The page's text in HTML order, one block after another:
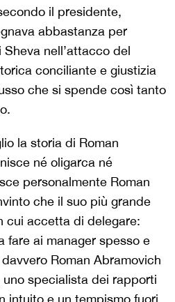
il presidente,
abbastanza per
Sheva nell’attacco del
conciliante e giustizia
che si spende così tanto
la storia di Roman
né oligarca né
personalmente Roman
che il suo più grande
cui accetta di delegare:
fare ai manager spesso e
Roman Abramovich
specialista dei rapporti
intuito e un tempismo fuori